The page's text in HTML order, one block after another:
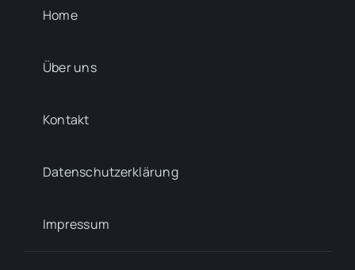
Home
Über uns
Kontakt
Datenschutzerklärung
Impressum